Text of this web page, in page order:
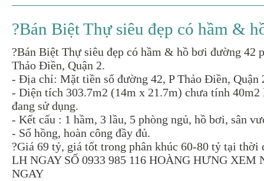
?Bán Biệt Thự siêu đẹp có hầm &
?Bán Biệt Thự siêu đẹp có hầm & hồ bơi đường 42
Thảo Điền, Quận 2.
- Địa chỉ: Mặt tiền số đường 42, P Thảo Điền, Quận
- Diện tích 303.7m2 (14m x 21.7m) chưa tính
đang sử dụng.
- Kết cấu : 1 hầm, 3 lầu, 5 phòng ngủ, hồ bơi, sân
- Sổ hồng, hoàn công đầy đủ.
?Giá 69 tỷ, giá tốt trong phân khúc 60-80 tỷ tại thời
LH NGAY SỐ 0933 985 116 HOÀNG HƯNG XEM
NGAY